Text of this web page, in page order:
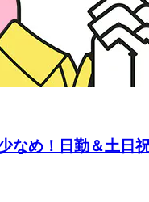
少なめ！日勤＆土